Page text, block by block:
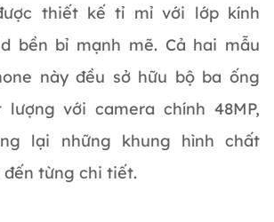
thiết kế tỉ mỉ với lớp kính
bền bỉ mạnh mẽ. Cả hai mẫu
này đều sở hữu bộ ba ống
với camera chính 48MP,
lại những khung hình chất
đến từng chi tiết.